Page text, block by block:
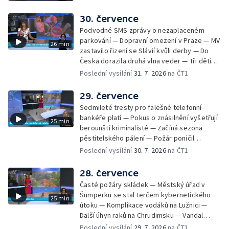
Nelegání hřbitov domácích mazlíčků — Státní
zastupitelství zrušilo trestní stíhání ženy z
Teplicka, kterou policie dříve obvinila z
týrání koček — Péče o seniory jako brigáda
— Po pádu stromů prověří alej odborníci —
Festival Hrady CZ poprvé na Hluboké
26 min
30. července
Podvodné SMS zprávy o nezaplaceném
parkování — Dopravní omezení v Praze — MV
zastavilo řizení se Slávií kvůli derby — Do
Česka dorazila druhá vlna veder — Tři děti
zůstali v rozpáleném autě — Problém s
mraženými potravinami v horku — Slavnostní
vyřazení absolventů Univerzity obrany —
Zájem o obytné vozy roste — Praha má
novou servisní loď — Vidická samoobslužná
prodejna si na provoz vydělá — U jezera
Most začíná festival Let It Roll — Vyvrcholil
bouřkový neboli jelení úplněk — Kanoistka
Poslední vysílání31. 7. 2026na ČT1
25 min
29. července
Sedmileté tresty pro falešné telefonní
bankéře platí — Pokus o znásilnění vyšetřují
berounští kriminalisté — Začíná sezona
pěstitelského pálení — Požár poničil
historickou vilu Marta v Písku — Končí Letní
odpad — Nedostatek vody na Hracholuskách
— Příprava nového plavebního stupně v
Děčíně — Biokoridor pro užovku stromovou
— Záchrana liblického vysílače — První
koncert Diany Ross v Česku — Výroba
obrněných vozidel CV90 — Biokoridor pod
Poslední vysílání30. 7. 2026na ČT1
25 min
28. července
Časté požáry skládek — Městský úřad v
Šumperku se stal terčem kybernetického
útoku — Komplikace vodáků na Lužnici —
Další úhyn raků na Chrudimsku — Vandal
poškodil okna na Ještědu — Lvice Elza má